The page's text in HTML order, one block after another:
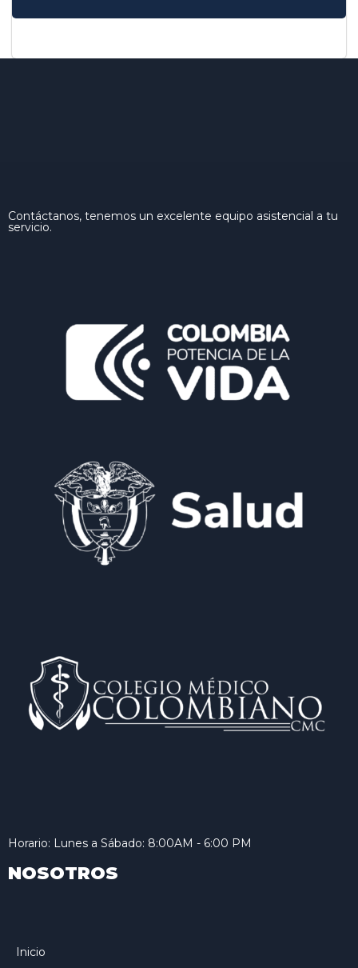
Contáctanos, tenemos un excelente equipo asistencial a tu
servicio.
Horario: Lunes a Sábado: 8:00AM - 6:00 PM
NOSOTROS
Inicio